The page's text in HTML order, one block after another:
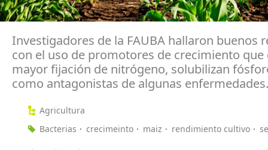
Investigadores de la FAUBA hallaron buenos
con el uso de promotores de crecimiento que
mayor fijación de nitrógeno, solubilizan
como antagonistas de algunas enfermedades.
Agricultura
Bacterias
crecimeinto maiz rendimiento cultivo